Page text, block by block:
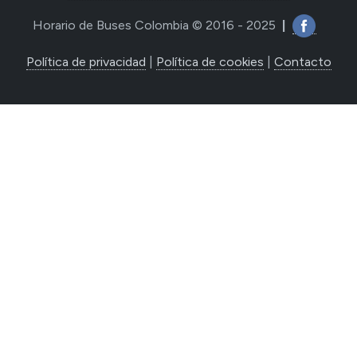
Horario de Buses Colombia © 2016 - 2025 |
Política de privacidad Política de cookies Contacto